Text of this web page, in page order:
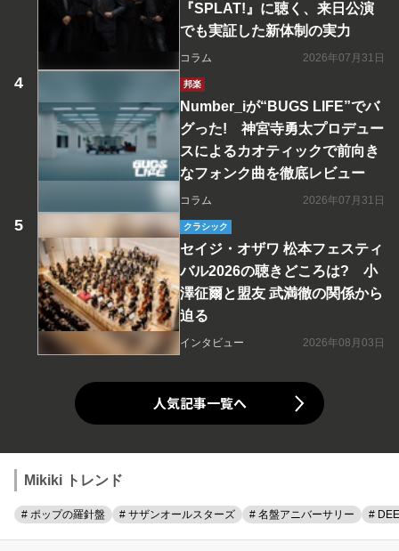
『SPLAT!』に聴く、来日公演
でも実証した新体制の実力
コラム 2026年07月31日
邦楽
Number_iが“BUGS LIFE”でバ
グった! 神宮寺勇太プロデュー
スによるカオティックで前向き
なフォンク曲を徹底レビュー
コラム 2026年07月31日
クラシック
セイジ・オザワ 松本フェスティ
バル2026の聴きどころは? 小
澤征爾と盟友 武満徹の関係から
迫る
インタビュー 2026年08月03日
人気記事一覧へ
Mikiki トレンド
# ポップの羅針盤 # サザンオールスターズ # 名盤アニバーサリー #